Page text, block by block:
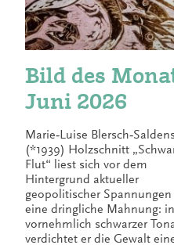
Bild des
Juni 2026
Marie‑Luise Blersch‑Saldens
(*1939) Holzschnitt
Flut“ liest sich vor dem
Hintergrund aktueller
geopolitischer Spannungen
eine dringliche Mahnung: in
vornehmlich schwarzer
verdichtet er die Gewalt